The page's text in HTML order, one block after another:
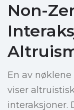
Non-
En av
viser
interaksjoner.